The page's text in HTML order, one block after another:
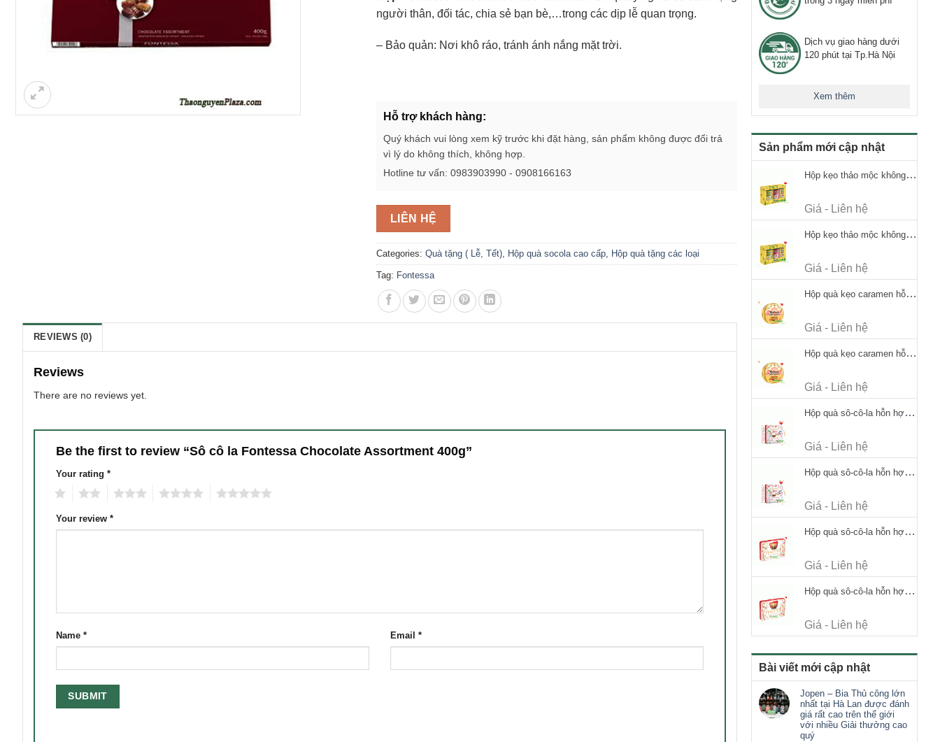
Dịch vụ giao hàng dưới
120 phút tại Tp.Hà Nội
Xem thêm
Sản phẩm mới cập nhật
Hộp kẹo thảo mộc không đường Ricola Signature 112.5g
Giá - Liên hệ
Hộp kẹo thảo mộc không đường Ricola Signature 112.5g
Giá - Liên hệ
Hộp quà kẹo caramen hỗn hợp Werther's Original Caramel Candy 170g
Giá - Liên hệ
Hộp quà kẹo caramen hỗn hợp Werther's Original Caramel Candy 170g
Giá - Liên hệ
Hộp quà sô-cô-la hỗn hợp Merci Petits Chocolate Collection 125g thiếc
Giá - Liên hệ
Hộp quà sô-cô-la hỗn hợp Merci Petits Chocolate Collection 125g thiếc
Giá - Liên hệ
Hộp quà sô-cô-la hỗn hợp Merci Finest Selection 250g thiếc
Giá - Liên hệ
Hộp quà sô-cô-la hỗn hợp Merci Finest Selection 250g thiếc
Giá - Liên hệ
Bài viết mới cập nhật
Jopen – Bia Thủ công lớn
nhất tại Hà Lan được đánh
giá rất cao trên thế giới
với nhiều Giải thưởng cao
quý
người thân, đối tác, chia sẻ bạn bè,…trong các dịp lễ quan trọng.
– Bảo quản: Nơi khô ráo, tránh ánh nắng mặt trời.
Hỗ trợ khách hàng:
Quý khách vui lòng xem kỹ trước khi đặt hàng, sản phẩm không được đổi trả
vì lý do không thích, không hợp.
Hotline tư vấn: 0983903990 - 0908166163
LIÊN HỆ
Categories: Quà tặng ( Lễ, Tết), Hộp quà socola cao cấp, Hộp quà tặng các loại
Tag: Fontessa
REVIEWS (0)
Reviews
There are no reviews yet.
Be the first to review “Sô cô la Fontessa Chocolate Assortment 400g”
Your rating *
Your review *
Name * Email *